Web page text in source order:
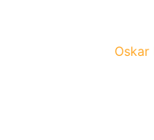
Oskar